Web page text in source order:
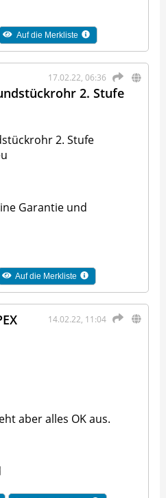
Auf die Merkliste
17.02.22, 06:36
2. Stufe
2. Stufe
Garantie und
Auf die Merkliste
14.02.22, 11:04
aber alles OK aus.